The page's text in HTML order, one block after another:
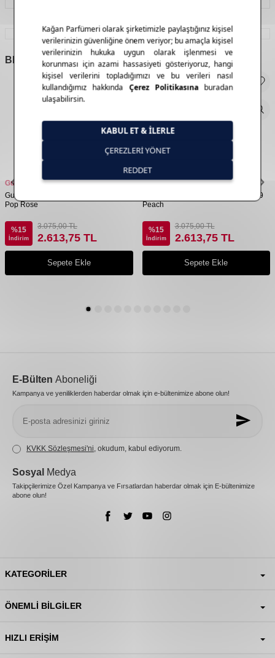
BENZERÜRÜNLER
Guerlain
Guerlain Kiss Kiss Bee Glow Oil 458
Pop Rose
%15
İndirim
3.075,00TL
2.613,75 TL
Sepete Ekle
Guerlain
Guerlain Kiss Kiss Bee Glow Oil 319
Peach
%15
İndirim
3.075,00TL
2.613,75TL
Sepete Ekle
E-Bülten Aboneliği
Kampanya ve yeniliklerden haberdar olmak için e-bültenimize abone olun!
KVKK Sözleşmesi'ni , okudum, kabul ediyorum.
Sosyal Medya
Takipçilerimize Özel Kampanya ve Fırsatlardan haberdar olmak için E-bültenimize
abone olun!
KATEGORILER
ÖNEMLI BILGILER
HIZLI ERIŞIM